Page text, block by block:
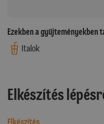
Ezekben a gyűjteményekben
Italok
Elkészítés